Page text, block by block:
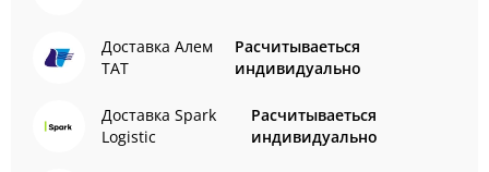
Доставка Алем
ТАТ
Расчитываеться
индивидуально
Доставка Spark
Logistic
Расчитываеться
индивидуально